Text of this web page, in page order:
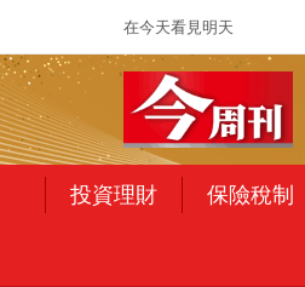
在今天看見明天
投資理財 保險稅制